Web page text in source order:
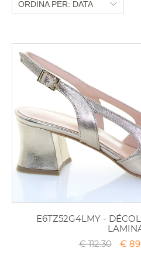
ORDINA PER: DATA
E6TZ52G4LMY -
€ 112.30
€